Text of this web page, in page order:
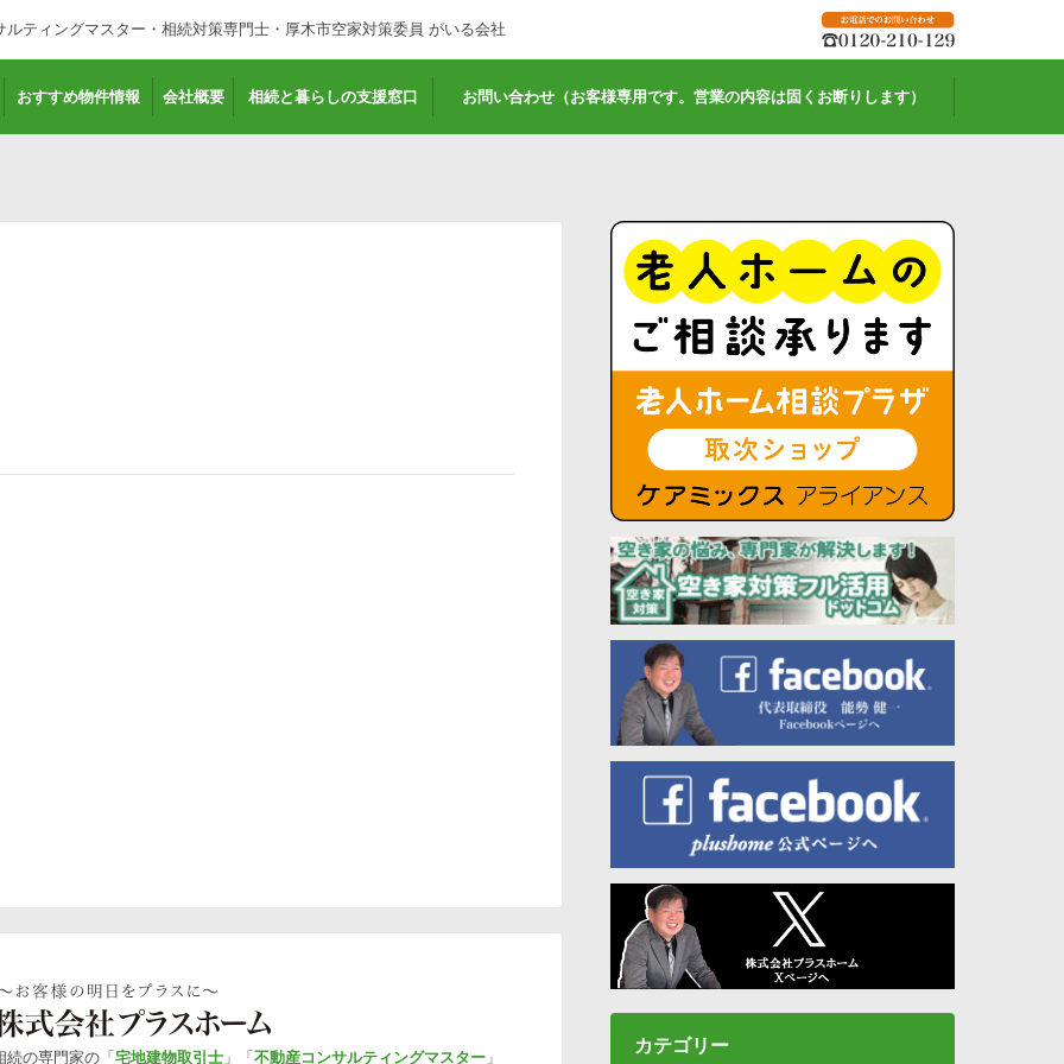
ティングマスター・相続対策専門士・厚木市空家対策委員 がいる会社
おすすめ物件情報 会社概要 相続と暮らしの支援窓口 お問い合わせ（お客様専用です。営業の内容は固くお断りします）
続の専門家の「 宅地建物取引士」「 不動産コンサルティングマスター」
カテゴリー